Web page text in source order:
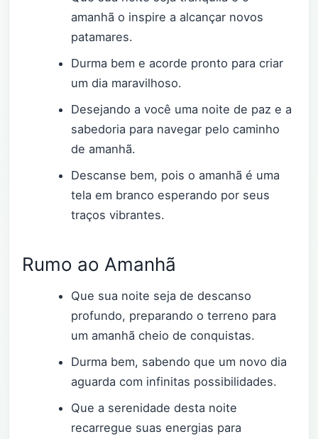
amanhã o inspire a alcançar novos
patamares.
Durma bem e acorde pronto para criar
um dia maravilhoso.
Desejando a você uma noite de paz e a
sabedoria para navegar pelo caminho
de amanhã.
Descanse bem, pois o amanhã é uma
tela em branco esperando por seus
traços vibrantes.
Rumo ao Amanhã
Que sua noite seja de descanso
profundo, preparando o terreno para
um amanhã cheio de conquistas.
Durma bem, sabendo que um novo dia
aguarda com infinitas possibilidades.
Que a serenidade desta noite
recarregue suas energias para